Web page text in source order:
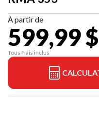
À partir de
599,99 $
Tous frais inclus